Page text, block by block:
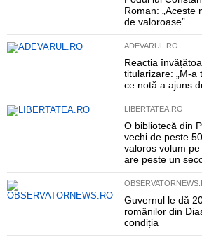
Roman: „Aceste
de valoroase”
ADEVARUL.RO
Reacția
titularizare: „M-a
ce notă a ajuns
LIBERTATEA.RO
O bibliotecă din
vechi de peste
valoros volum
are peste un
Guvernul le dă
românilor din
condiția